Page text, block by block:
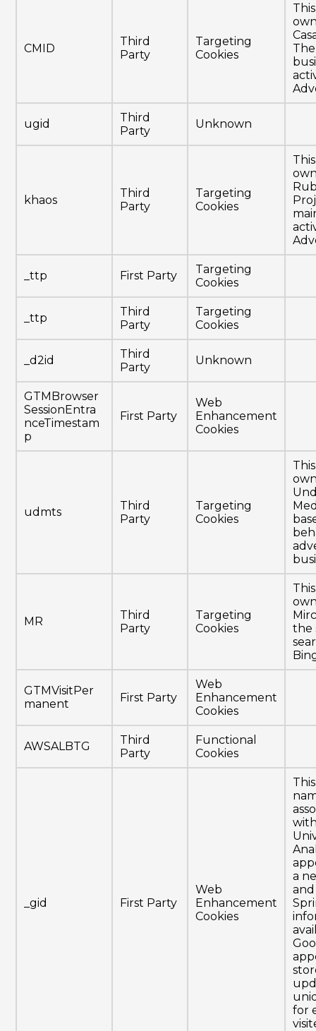
CMID
Third
Party
Targeting
Cookies
ugid
Third
Party
Unknown
khaos
Third
Party
Targeting
Cookies
_ttp First Party
Targeting
Cookies
_ttp
Third
Party
Targeting
Cookies
_d2id
Third
Party
Unknown
GTMBrowser
SessionEntra
nceTimestam
p
First Party
Web
Enhancement
Cookies
udmts
Third
Party
Targeting
Cookies
MR
Third
Party
Targeting
Cookies
the
GTMVisitPer
manent
First Party
Web
Enhancement
Cookies
AWSALBTG
Third
Party
Functional
Cookies
_gid First Party
Web
Enhancement
Cookies
a
and
for